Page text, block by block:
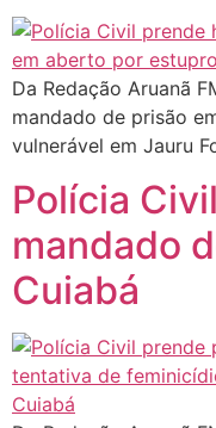
Da Redação Aruanã
mandado de prisão
vulnerável em Jauru
Polícia
mandado
Cuiabá